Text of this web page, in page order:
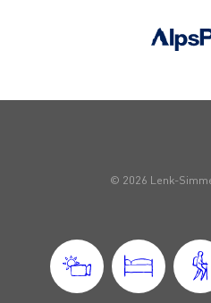
© 2026 Lenk-